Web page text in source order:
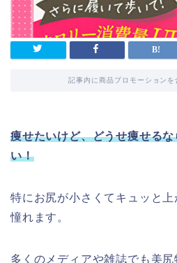
記事内に商品プロモーション
痩せたいけど、どうせ痩せる
い！
特にお尻が小さくてキュッと上
憧れます。
多くのメディアや雑誌でも美